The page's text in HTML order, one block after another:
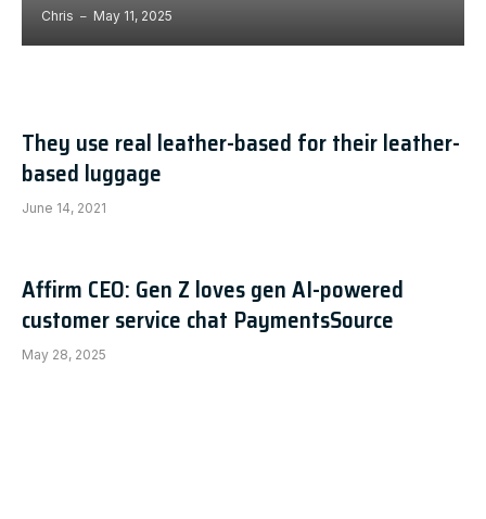
Chris May 11, 2025
They use real leather-based for their leather-
based luggage
June 14, 2021
Affirm CEO: Gen Z loves gen AI-powered
customer service chat PaymentsSource
May 28, 2025